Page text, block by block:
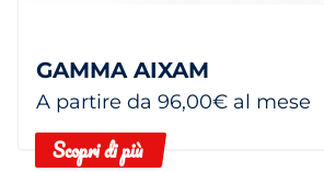
GAMMA AIXAM
A partire da 96,00€ al mese
Scopri di più